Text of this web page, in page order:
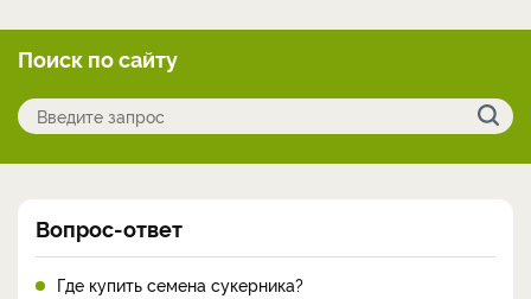
Поиск по сайту
Вопрос-ответ
Где купить семена сукерника?